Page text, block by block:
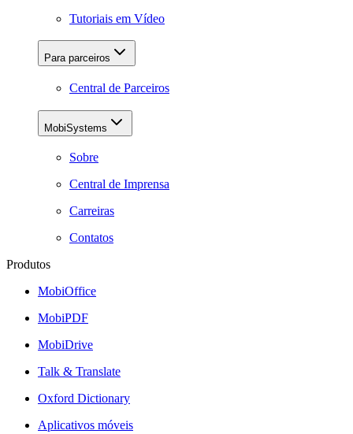
Tutoriais em Vídeo
Para parceiros
Central de Parceiros
MobiSystems
Sobre
Central de Imprensa
Carreiras
Contatos
Produtos
MobiOffice
MobiPDF
MobiDrive
Talk & Translate
Oxford Dictionary
Aplicativos móveis